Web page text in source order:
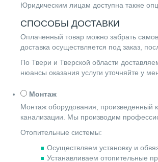
Юридическим лицам доступна также
СПОСОБЫ ДОСТАВКИ
Оплаченный товар можно забрать
доставка осуществляется под заказ,
По Твери и Тверской области
нюансы оказания услуги уточняйте у
Монтаж
Монтаж оборудования, произведенный
канализации. Мы производим
Отопительные системы:
Осуществляем установку и
Устанавливаем отопительные